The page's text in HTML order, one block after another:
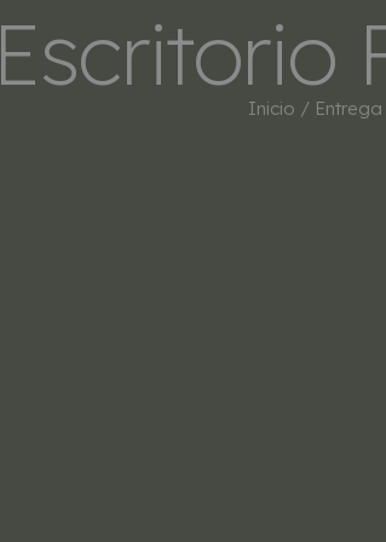
Escritorio
Inicio /